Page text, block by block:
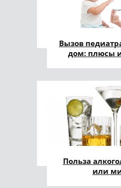
Вызов
дом: плюсы
Польза
или